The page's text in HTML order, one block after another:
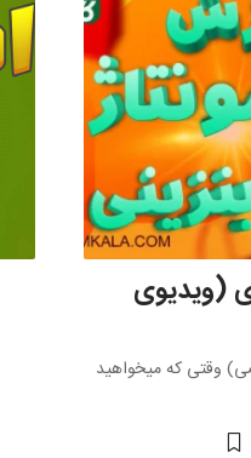
(ویدیوی
وقتی که میخواهید